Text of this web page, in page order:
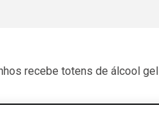
recebe totens de álcool